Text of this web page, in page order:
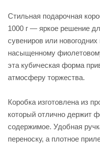
Стильная подарочная
1000 г — яркое решение
сувениров или
насыщенному
эта кубическая форма
атмосферу торжества.
Коробка изготовлена из
который отлично держит
содержимое. Удобная
переноску, а плотное